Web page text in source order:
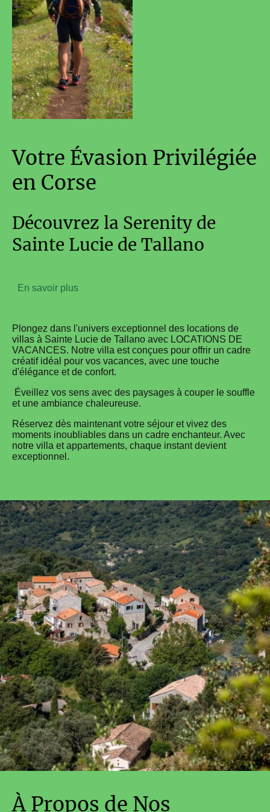
Votre Évasion Privilégiée
en Corse
Découvrez la Serenity de
Sainte Lucie de Tallano
En savoir plus
Plongez dans l'univers exceptionnel des locations de
villas à Sainte Lucie de Tallano avec LOCATIONS DE
VACANCES. Notre villa est conçues pour offrir un cadre
créatif idéal pour vos vacances, avec une touche
d'élégance et de confort.
Éveillez vos sens avec des paysages à couper le souffle
et une ambiance chaleureuse.
Réservez dès maintenant votre séjour et vivez des
moments inoubliables dans un cadre enchanteur. Avec
notre villa et appartements, chaque instant devient
exceptionnel.
À Propos de Nos